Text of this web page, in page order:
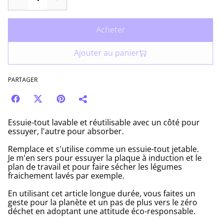
Acheter
Ajouter au panier
PARTAGER
Essuie-tout lavable et réutilisable avec un côté pour
essuyer, l'autre pour absorber.
Remplace et s'utilise comme un essuie-tout jetable.
Je m'en sers pour essuyer la plaque à induction et le
plan de travail et pour faire sécher les légumes
fraichement lavés par exemple.
En utilisant cet article longue durée, vous faites un
geste pour la planète et un pas de plus vers le zéro
déchet en adoptant une attitude éco-responsable.